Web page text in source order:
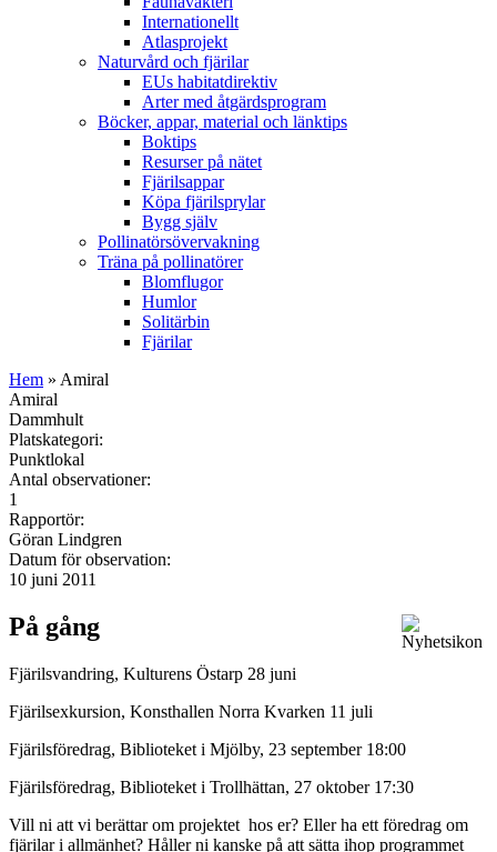
Internationellt
Atlasprojekt
Naturvård och fjärilar
EUs habitatdirektiv
Arter med åtgärdsprogram
Böcker, appar, material och länktips
Boktips
Resurser på nätet
Fjärilsappar
Köpa fjärilsprylar
Bygg själv
Pollinatörsövervakning
Träna på pollinatörer
Blomflugor
Humlor
Solitärbin
Fjärilar
Hem » Amiral
Amiral
Dammhult
Platskategori:
Punktlokal
Antal observationer:
1
Rapportör:
Göran Lindgren
Datum för observation:
10 juni 2011
På gång
Fjärilsvandring, Kulturens Östarp 28 juni
Fjärilsexkursion, Konsthallen Norra Kvarken 11 juli
Fjärilsföredrag, Biblioteket i Mjölby, 23 september 18:00
Fjärilsföredrag, Biblioteket i Trollhättan, 27 oktober 17:30
Vill ni att vi berättar om projektet hos er? Eller ha ett föredrag om
fjärilar i allmänhet? Håller ni kanske på att sätta ihop programmet